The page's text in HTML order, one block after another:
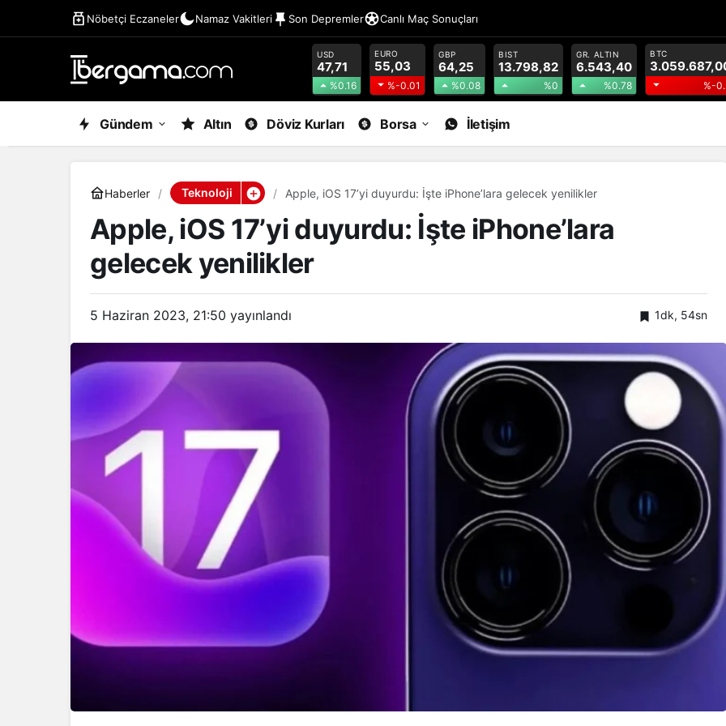
Nöbetçi Eczaneler Namaz Vakitleri Son Depremler Canlı Maç Sonuçları
USD
47,71
%0.16
EURO
55,03
%-0.01
GBP
64,25
%0.08
BIST
13.798,82
%0
GR. ALTIN
6.543,40
%0.78
BTC
%-
Gündem Altın Döviz Kurları Borsa İletişim
Haberler Teknoloji Apple, iOS 17’yi duyurdu: İşte iPhone’lara gelecek yenilikler
Apple, iOS 17’yi duyurdu: İşte iPhone’lara
gelecek yenilikler
5 Haziran 2023, 21:50 yayınlandı 1dk, 54sn